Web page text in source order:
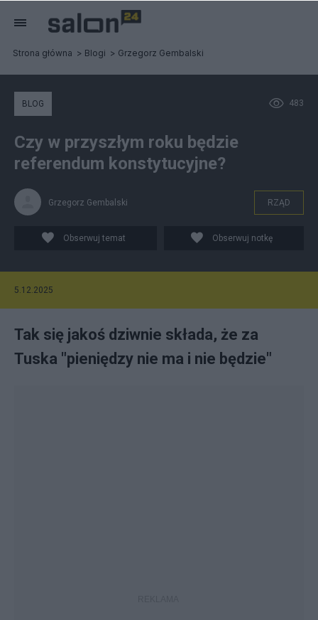
Strona główna Blogi Grzegorz Gembalski
483
BLOG
Czy w przyszłym roku będzie
referendum konstytucyjne?
Grzegorz Gembalski RZĄD
Obserwuj temat Obserwuj notkę
5.12.2025
Tak się jakoś dziwnie składa, że za
Tuska "pieniędzy nie ma i nie będzie"